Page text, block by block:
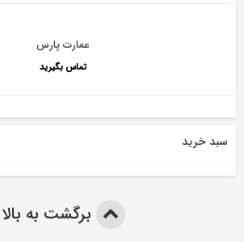
عمارت پارس
تماس بگیرید
سبد خرید
برگشت به بالا